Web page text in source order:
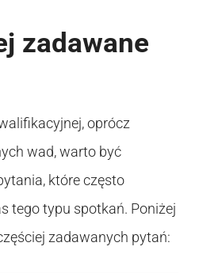
zadawane
oprócz
wad, warto być
które często
tego typu spotkań. Poniżej
zadawanych pytań: